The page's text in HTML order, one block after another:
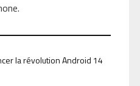
la révolution Android 14